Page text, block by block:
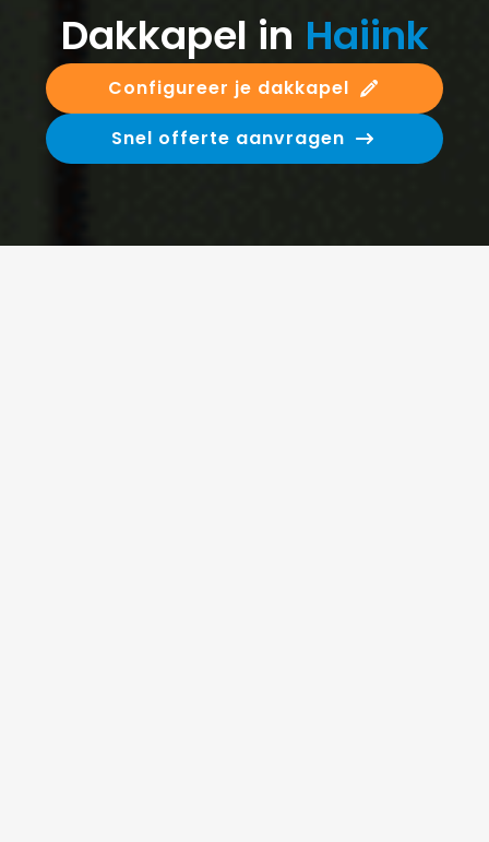
Dakkapel in Haiink
Configureer je dakkapel
Snel offerte aanvragen